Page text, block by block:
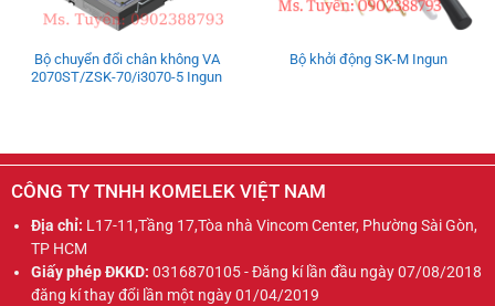
Bộ chuyển đổi chân không VA
2070ST/ZSK-70/i3070-5 Ingun
Bộ khởi động SK-M Ingun
CÔNG TY TNHH KOMELEK VIỆT NAM
Địa chỉ: L17-11,Tầng 17,Tòa nhà Vincom Center, Phường Sài Gòn,
TP HCM
Giấy phép ĐKKD: 0316870105 - Đăng kí lần đầu ngày 07/08/2018
đăng kí thay đổi lần một ngày 01/04/2019